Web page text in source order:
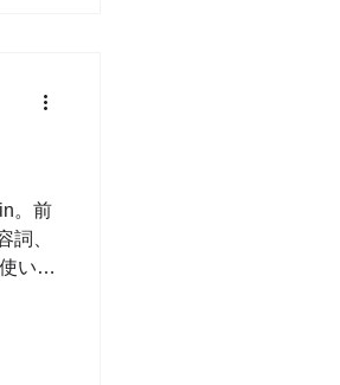
。前
詞、
い方